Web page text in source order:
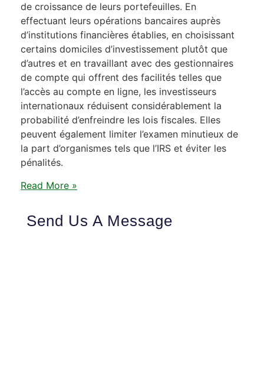
de croissance de leurs portefeuilles. En
effectuant leurs opérations bancaires auprès
d’institutions financières établies, en choisissant
certains domiciles d’investissement plutôt que
d’autres et en travaillant avec des gestionnaires
de compte qui offrent des facilités telles que
l’accès au compte en ligne, les investisseurs
internationaux réduisent considérablement la
probabilité d’enfreindre les lois fiscales. Elles
peuvent également limiter l’examen minutieux de
la part d’organismes tels que l’IRS et éviter les
pénalités.
Read More »
Send Us A Message